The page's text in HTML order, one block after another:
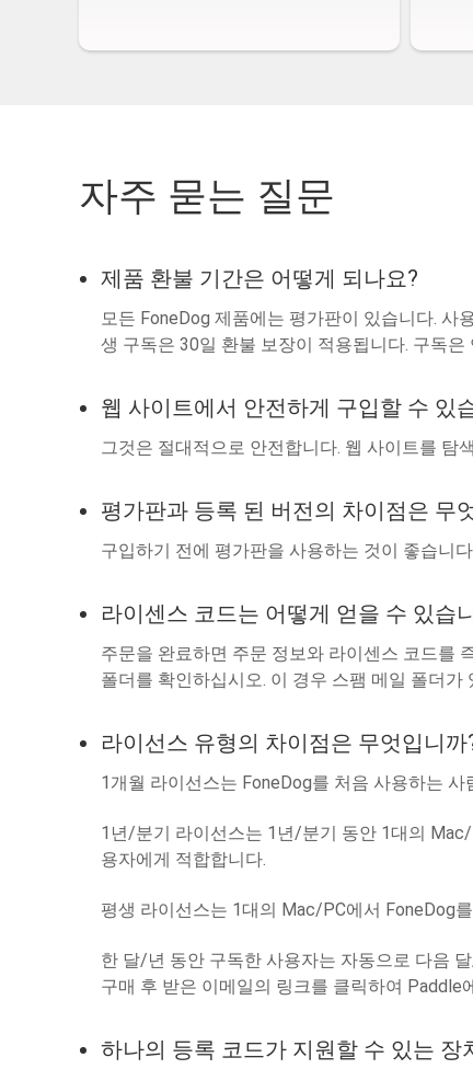
자주 묻는 질문
제품 환불 기간은 어떻게 되나요?
모든 FoneDog 제품에는 평가판이 있습니다. 사
생 구독은 30일 환불 보장이 적용됩니다. 구독
웹 사이트에서 안전하게 구입할 수 있
그것은 절대적으로 안전합니다. 웹 사이트를 탐
평가판과 등록 된 버전의 차이점은 무
구입하기 전에 평가판을 사용하는 것이 좋습니
라이센스 코드는 어떻게 얻을 수 있습
주문을 완료하면 주문 정보와 라이센스 코드를
폴더를 확인하십시오. 이 경우 스팸 메일 폴더가
라이선스 유형의 차이점은 무엇입니까
1개월 라이선스는 FoneDog를 처음 사용하는
1년/분기 라이선스는 1년/분기 동안 1대의
용자에게 적합합니다.
평생 라이선스는 1대의 Mac/PC에서 FoneDog
한 달/년 동안 구독한 사용자는 자동으로 다음
구매 후 받은 이메일의 링크를 클릭하여 Paddle
하나의 등록 코드가 지원할 수 있는 장